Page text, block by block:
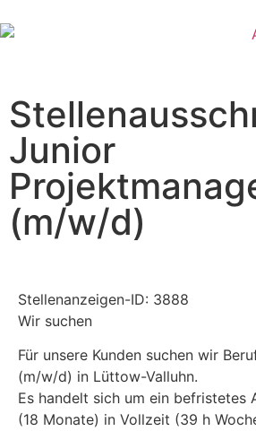
Junior
(m/w/d)
Stellenanzeigen-ID: 3888
Wir suchen
Für unsere Kunden suchen wir
(m/w/d) in Lüttow-Valluhn.
Es handelt sich um ein befristetes
(18 Monate) in Vollzeit (39 h